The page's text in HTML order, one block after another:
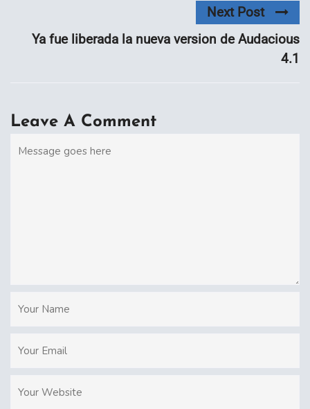
Next Post
Ya fue liberada la nueva version de Audacious
4.1
Leave A Comment